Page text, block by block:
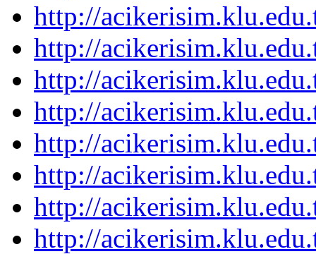
http://
http://
http://
http://
http://
http://
http://
http://